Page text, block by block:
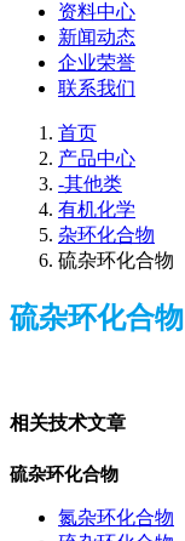
资料中心
新闻动态
企业荣誉
联系我们
首页
产品中心
-其他类
有机化学
杂环化合物
硫杂环化合物
硫杂环化合物
相关技术文章
硫杂环化合物
氮杂环化合物